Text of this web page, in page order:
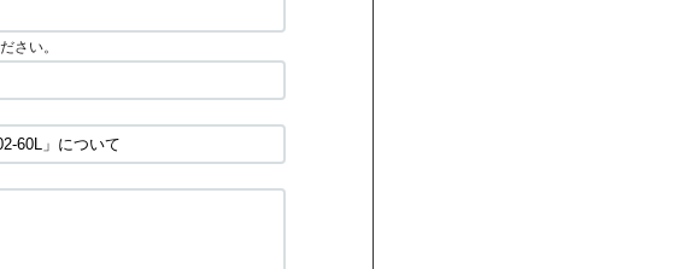
さい。